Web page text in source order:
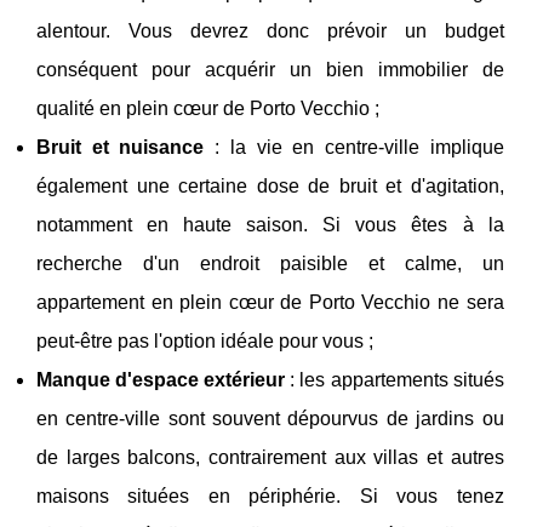
alentour. Vous devrez donc prévoir un budget
conséquent pour acquérir un bien immobilier de
qualité en plein cœur de Porto Vecchio ;
Bruit et nuisance : la vie en centre-ville implique
également une certaine dose de bruit et d'agitation,
notamment en haute saison. Si vous êtes à la
recherche d'un endroit paisible et calme, un
appartement en plein cœur de Porto Vecchio ne sera
peut-être pas l'option idéale pour vous ;
Manque d'espace extérieur : les appartements situés
en centre-ville sont souvent dépourvus de jardins ou
de larges balcons, contrairement aux villas et autres
maisons situées en périphérie. Si vous tenez